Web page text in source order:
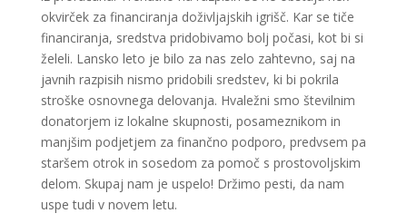
okvirček za financiranja doživljajskih igrišč. Kar se tiče
financiranja, sredstva pridobivamo bolj počasi, kot bi si
želeli. Lansko leto je bilo za nas zelo zahtevno, saj na
javnih razpisih nismo pridobili sredstev, ki bi pokrila
stroške osnovnega delovanja. Hvaležni smo številnim
donatorjem iz lokalne skupnosti, posameznikom in
manjšim podjetjem za finančno podporo, predvsem pa
staršem otrok in sosedom za pomoč s prostovoljskim
delom. Skupaj nam je uspelo! Držimo pesti, da nam
uspe tudi v novem letu.